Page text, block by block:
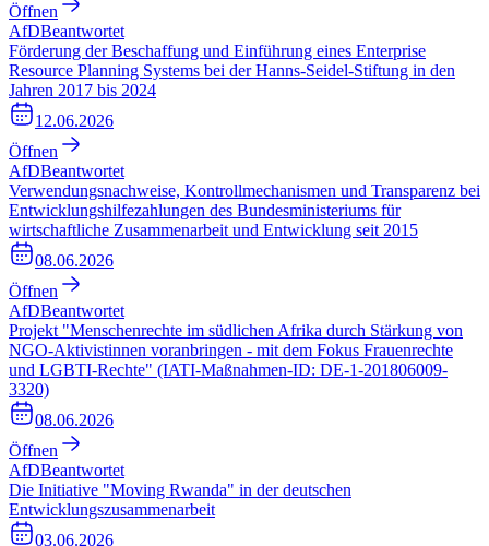
Öffnen
AfDBeantwortet
Förderung der Beschaffung und Einführung eines Enterprise
Resource Planning Systems bei der Hanns-Seidel-Stiftung in den
Jahren 2017 bis 2024
12.06.2026
Öffnen
AfDBeantwortet
Verwendungsnachweise, Kontrollmechanismen und Transparenz bei
Entwicklungshilfezahlungen des Bundesministeriums für
wirtschaftliche Zusammenarbeit und Entwicklung seit 2015
08.06.2026
Öffnen
AfDBeantwortet
Projekt "Menschenrechte im südlichen Afrika durch Stärkung von
NGO-Aktivistinnen voranbringen - mit dem Fokus Frauenrechte
und LGBTI-Rechte" (IATI-Maßnahmen-ID: DE-1-201806009-
3320)
08.06.2026
Öffnen
AfDBeantwortet
Die Initiative "Moving Rwanda" in der deutschen
Entwicklungszusammenarbeit
03.06.2026